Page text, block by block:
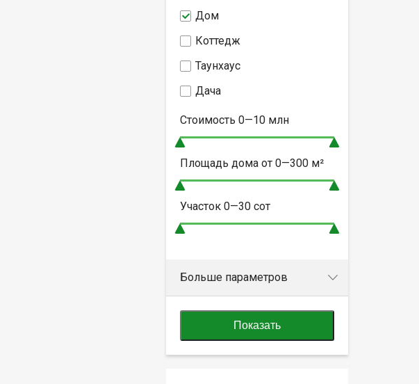
Дом
Коттедж
Таунхаус
Дача
Стоимость 0—10млн
Площадь дома от 0—300м²
Участок 0—30сот
Больше параметров
Показать